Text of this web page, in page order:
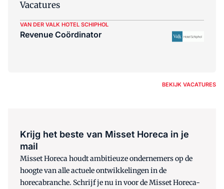
Vacatures
VAN DER VALK HOTEL SCHIPHOL
Revenue Coördinator
BEKIJK VACATURES
Krijg het beste van Misset Horeca in je
mail
Misset Horeca houdt ambitieuze ondernemers op de
hoogte van alle actuele ontwikkelingen in de
horecabranche. Schrijf je nu in voor de Misset Horeca-